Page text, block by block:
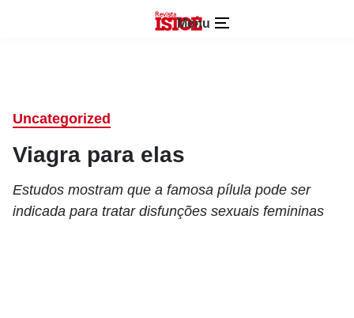
Menu
Uncategorized
Viagra para elas
Estudos mostram que a famosa pílula pode ser
indicada para tratar disfunções sexuais femininas